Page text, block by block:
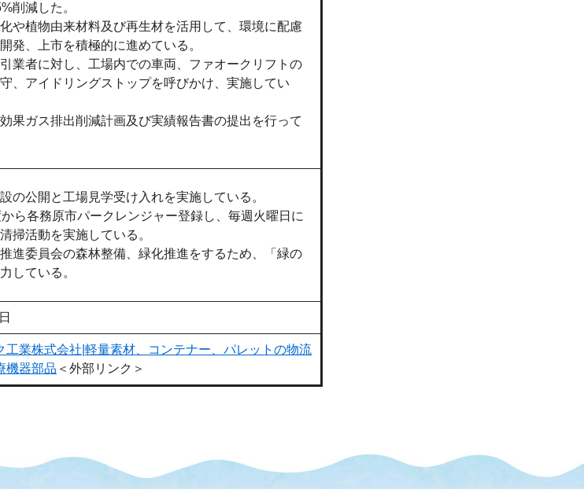
削減した。
や植物由来材料及び再生材を活用して、環境に配慮
発、上市を積極的に進めている。
業者に対し、工場内での車両、ファオークリフトの
、アイドリングストップを呼びかけ、実施してい
果ガス排出削減計画及び実績報告書の提出を行って
の公開と工場見学受け入れを実施している。
ら各務原市パークレンジャー登録し、毎週火曜日に
掃活動を実施している。
進委員会の森林整備、緑化推進をするため、「緑の
している。
工業株式会社|軽量素材、コンテナー、パレットの物流
機器部品​ ＜外部リンク＞